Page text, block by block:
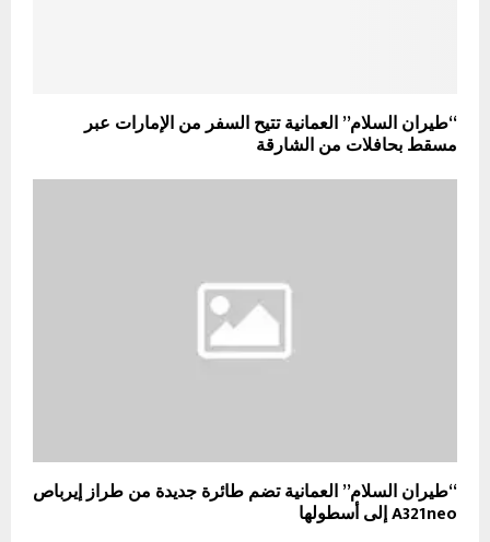
“طيران السلام” العمانية تتيح السفر من الإمارات عبر
مسقط بحافلات من الشارقة
“طيران السلام” العمانية تضم طائرة جديدة من طراز إيرباص
A321neo إلى أسطولها